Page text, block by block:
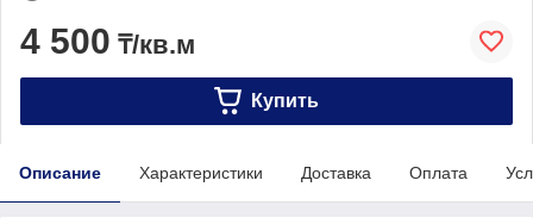
4 500 ₸/кв.м
Купить
Описание Характеристики Доставка Оплата